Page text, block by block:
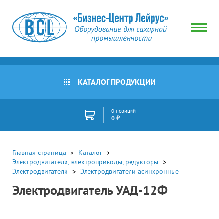
КАТАЛОГ ПРОДУКЦИИ
0 позиций
0 ₽
Главная страница
Каталог
Электродвигатели, электроприводы, редукторы
Электродвигатели
Электродвигатели асинхронные
Электродвигатель УАД-12Ф